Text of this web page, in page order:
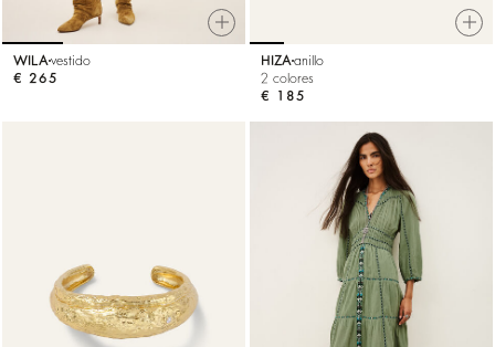
WILA vestido
€ 265
HIZA anillo
2 colores
€ 185